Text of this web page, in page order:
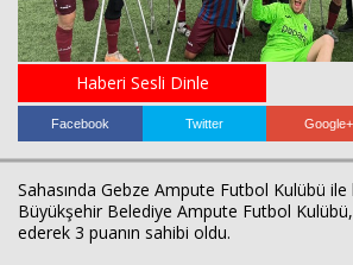
Haberi Sesli Dinle
Facebook Twitter Google+
Sahasında Gebze Ampute Futbol Kulübü ile
Büyükşehir Belediye Ampute Futbol
ederek 3 puanın sahibi oldu.